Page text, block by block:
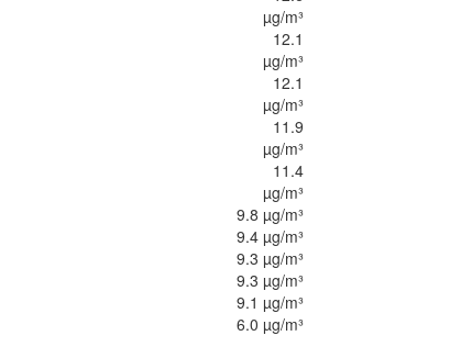
µg/m³
12.1
µg/m³
12.1
µg/m³
11.9
µg/m³
11.4
µg/m³
9.8 µg/m³
9.4 µg/m³
9.3 µg/m³
9.3 µg/m³
9.1 µg/m³
6.0 µg/m³